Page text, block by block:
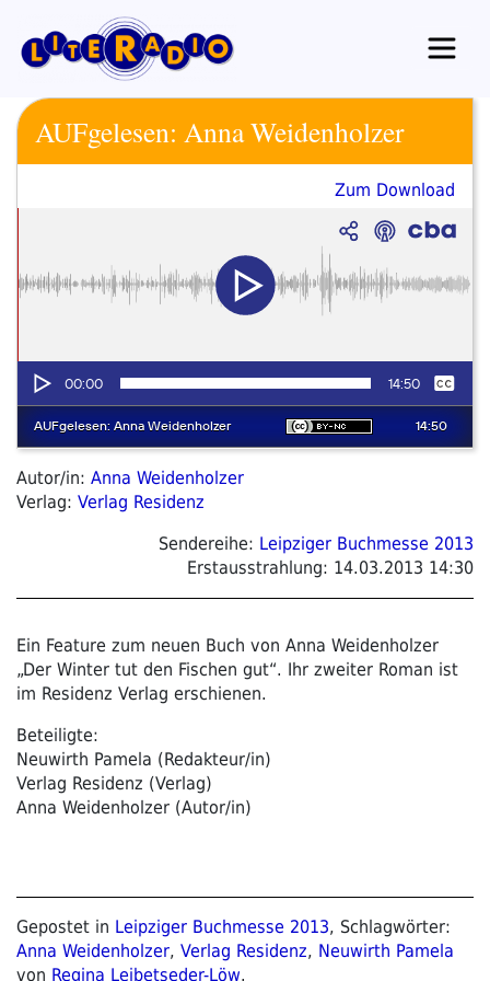
Inhalt
springen
AUFgelesen: Anna Weidenholzer
Zum Download
Autor/in: Anna Weidenholzer
Verlag: Verlag Residenz
Sendereihe: Leipziger Buchmesse 2013
Erstausstrahlung: 14.03.2013 14:30
Ein Feature zum neuen Buch von Anna Weidenholzer
„Der Winter tut den Fischen gut“. Ihr zweiter Roman ist
im Residenz Verlag erschienen.
Beteiligte:
Neuwirth Pamela (Redakteur/in)
Verlag Residenz (Verlag)
Anna Weidenholzer (Autor/in)
Gepostet in Leipziger Buchmesse 2013, Schlagwörter:
Anna Weidenholzer, Verlag Residenz, Neuwirth Pamela
von Regina Leibetseder-Löw.